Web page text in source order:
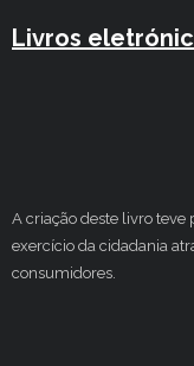
Livros
A criação deste livro
exercício da cidadania
consumidores.